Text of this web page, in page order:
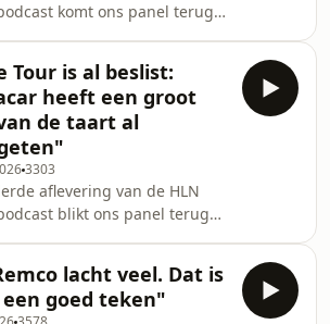
komt ons panel terug
Evenepoel. Ze praten over de
van Evenepoel in
heeft zelf de sleutel in
Hij rijdt slim en pakt het heel
aan."&nbsp;See
listener for privacy
Tour is al beslist:
heeft een groot
de taart al
3303
aflevering van de HLN
blikt ons panel terug
tegenstand meteen duidelijk
dat hij de Tour naar zijn
lacht veel. Dat is
goed teken"